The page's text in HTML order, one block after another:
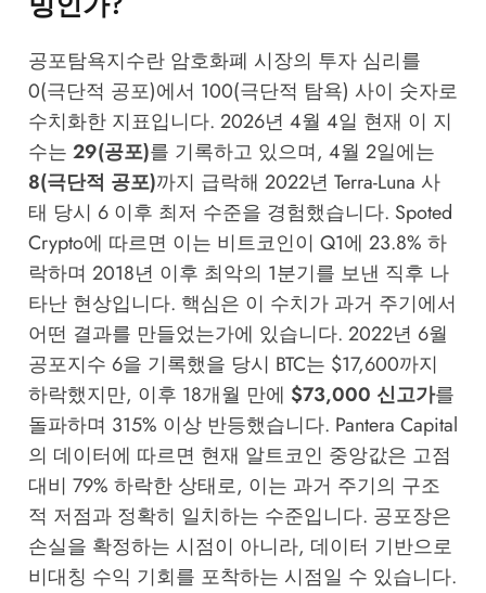
공포탐욕지수란 암호화폐 시장의 투자 심리를
0(극단적 공포)에서 100(극단적 탐욕) 사이 숫자로
수치화한 지표입니다. 2026년 4월 4일 현재 이 지
수는 29(공포)를 기록하고 있으며, 4월 2일에는
8(극단적 공포)까지 급락해 2022년 Terra-Luna 사
태 당시 6 이후 최저 수준을 경험했습니다. Spoted
Crypto에 따르면 이는 비트코인이 Q1에 23.8% 하
락하며 2018년 이후 최악의 1분기를 보낸 직후 나
타난 현상입니다. 핵심은 이 수치가 과거 주기에서
어떤 결과를 만들었는가에 있습니다. 2022년 6월
공포지수 6을 기록했을 당시 BTC는 $17,600까지
하락했지만, 이후 18개월 만에 $73,000 신고가를
돌파하며 315% 이상 반등했습니다. Pantera Capital
의 데이터에 따르면 현재 알트코인 중앙값은 고점
대비 79% 하락한 상태로, 이는 과거 주기의 구조
적 저점과 정확히 일치하는 수준입니다. 공포장은
손실을 확정하는 시점이 아니라, 데이터 기반으로
비대칭 수익 기회를 포착하는 시점일 수 있습니다.